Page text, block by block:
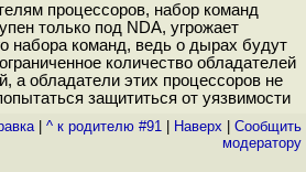
процессоров, набор команд
только под NDA, угрожает
набора команд, ведь о дырах будут
количество обладателей
а обладатели этих процессоров не
защититься от уязвимости
| ^ к родителю #91 Наверх
Cообщить
модератору